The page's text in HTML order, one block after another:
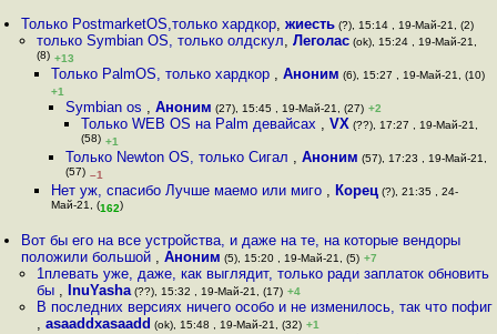
Только PostmarketOS,только хардкор,жиесть (?), 15:14 , 19-Май-21, (2)
только Symbian OS, только олдскул, Леголас(ok), 15:24 , 19-Май-21,
(8) +13
Только PalmOS, только хардкор , Аноним (6), 15:27 , 19-Май-21, (10)
+1
Symbian os ,Аноним (27), 15:45 , 19-Май-21, (27) +2
Только WEB OS на Palm девайсах , VX (??), 17:27 , 19-Май-21,
(58) +1
Только Newton OS, только Сигал ,Аноним (57), 17:23 , 19-Май-21,
(57) –1
Нет уж, спасибо Лучше маемо или миго , Корец(?), 21:35 , 24-
Май-21, (162)
Вот бы его на все устройства, и даже на те, на которые вендоры
положили большой ,Аноним (5), 15:20 , 19-Май-21, (5) +7
1плевать уже, даже, как выглядит, только ради заплаток обновить
бы , InuYasha(??), 15:32 , 19-Май-21, (17) +4
В последних версиях ничего особо и не изменилось, так что пофиг
, asaaddxasaadd (ok), 15:48 , 19-Май-21, (32) +1